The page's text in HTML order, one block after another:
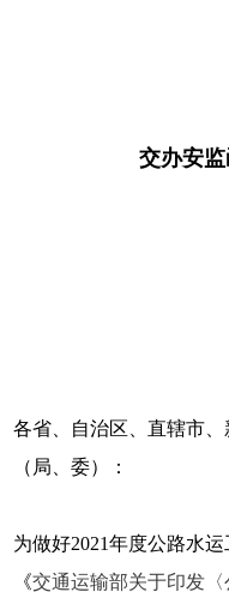
交办安监
各省、自治区、直辖市
（局、委）：
为做好2021年度公路水
《交通运输部关于印发